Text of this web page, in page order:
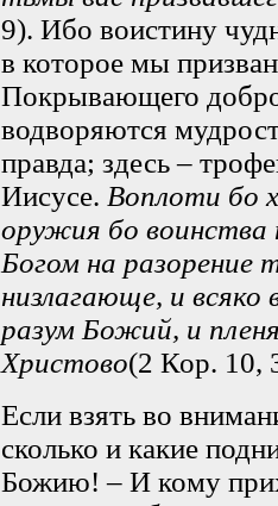
9). Ибо воистину
в которое мы
Покрывающего
водворяются
правда; здесь –
Иисусе. Воплоти бо
оружия бо воинства
Богом на разорение
низлагающе, и всяко
разум Божий, и
Христово(2 Кор. 10,
Если взять во
сколько и какие
Божию! – И кому